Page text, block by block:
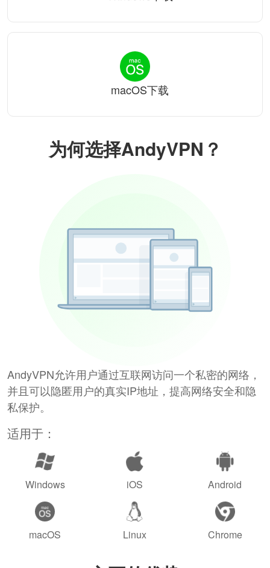
为何选择AndyVPN？
AndyVPN允许用户通过互联网访问一个私密的网络，
并且可以隐匿用户的真实IP地址，提高网络安全和隐
私保护。
适用于：
Windows iOS Android
macOS Linux Chrome
macOS下载